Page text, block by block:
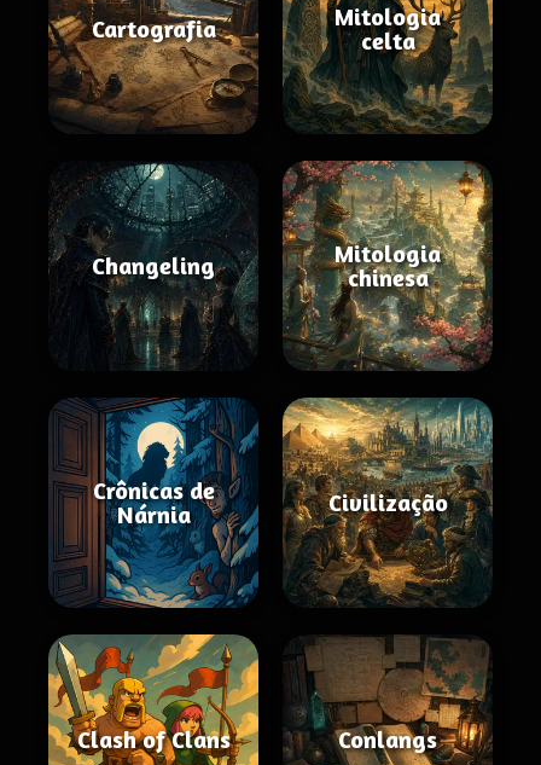
Cartografia
Mitologia
celta
Changeling
Mitologia
chinesa
Crônicas de
Nárnia
Civilização
Clash of Clans Conlangs